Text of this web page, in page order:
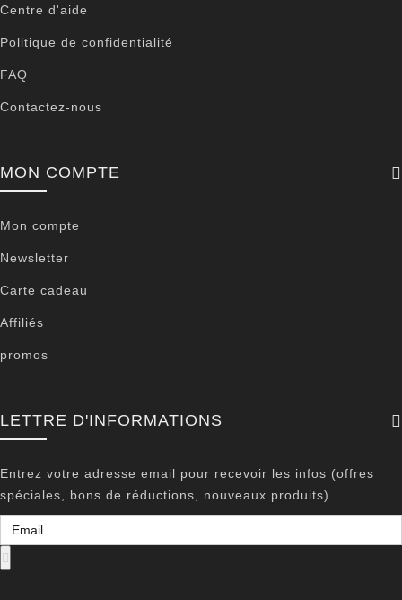
Centre d'aide
Politique de confidentialité
FAQ
Contactez-nous
MON COMPTE
Mon compte
Newsletter
Carte cadeau
Affiliés
promos
LETTRE D'INFORMATIONS
Entrez votre adresse email pour recevoir les infos (offres
spéciales, bons de réductions, nouveaux produits)